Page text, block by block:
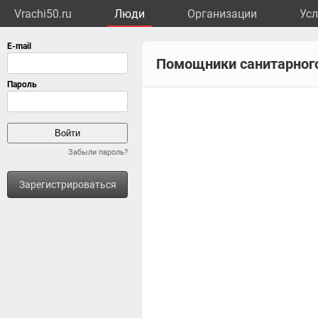
Vrachi50.ru Люди Организации
Забыли пароль?
Зарегистрироваться
Помощники